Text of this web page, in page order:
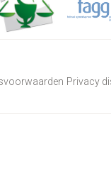
Privacy